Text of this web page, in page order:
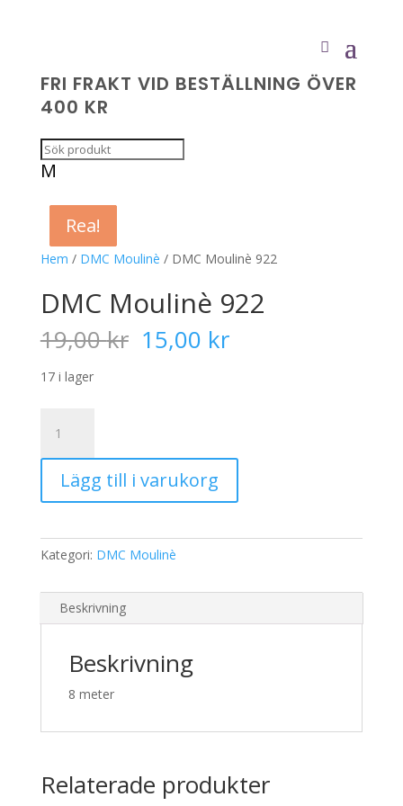
FRI FRAKT VID BESTÄLLNING ÖVER
400 KR
M
Hem / DMC Moulinè / DMC Moulinè 922
Rea!
DMC Moulinè 922
19,00kr Det
ursprungliga
15,00 krDet
17 i lager
Moulinè
922
mängdLägg till i varukorg
Kategori: DMC Moulinè
Beskrivning
Beskrivning
8 meter
Relaterade produkter
Rea!
Rea!
Rea!